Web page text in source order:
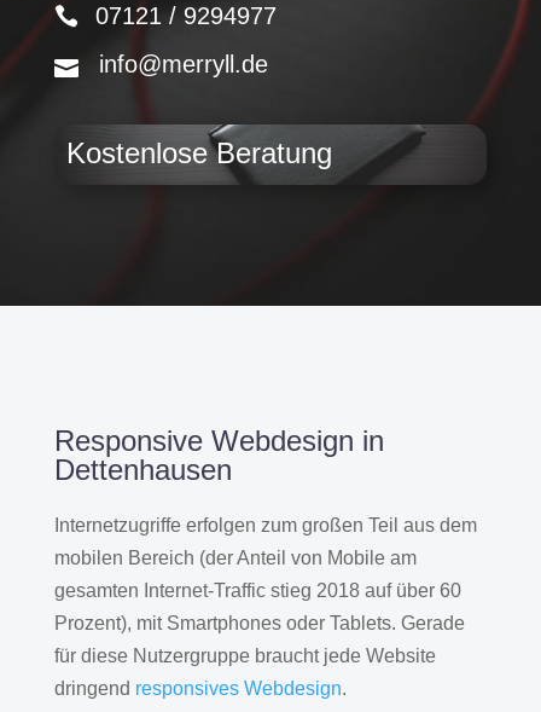
07121 / 9294977
info@merryll.de
Kostenlose Beratung
Responsive Webdesign in
Dettenhausen
Internetzugriffe erfolgen zum großen Teil aus dem
mobilen Bereich (der Anteil von Mobile am
gesamten Internet-Traffic stieg 2018 auf über 60
Prozent), mit Smartphones oder Tablets. Gerade
für diese Nutzergruppe braucht jede Website
dringend responsives Webdesign.